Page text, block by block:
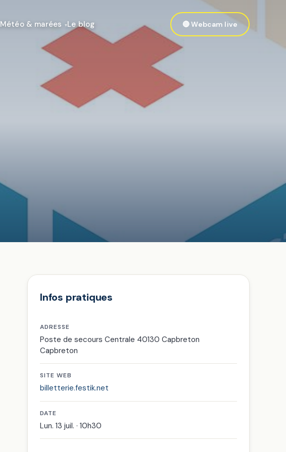
Météo & marées Le blog 🔴 Webcam live
Infos pratiques
ADRESSE
Poste de secours Centrale 40130 Capbreton
Capbreton
SITE WEB
billetterie.festik.net
DATE
Lun. 13 juil. · 10h30